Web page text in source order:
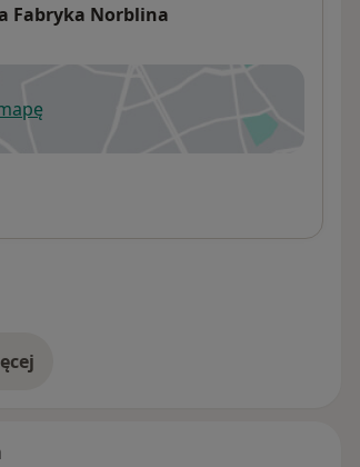
Fabryka Norblina
się w nowej karcie